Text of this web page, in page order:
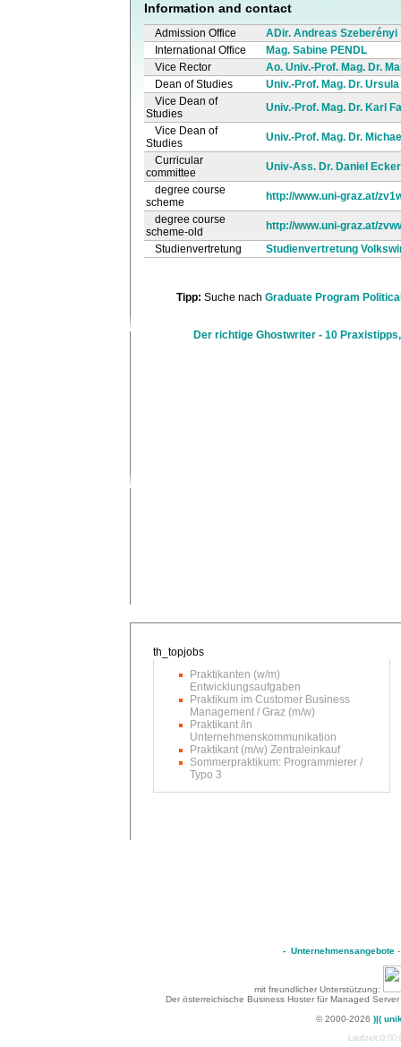
Information and contact
Admission Office
ADir. Andreas Szeberényi
International Office
Mag. Sabine PENDL
Vice Rector
Ao. Univ.-Prof. Mag. Dr.
Dean of Studies
Univ.-Prof. Mag. Dr.
Vice Dean of
Studies
Univ.-Prof. Mag. Dr. Karl
Vice Dean of
Studies
Univ.-Prof. Mag. Dr.
Curricular
committee
Univ-Ass. Dr. Daniel
degree course
scheme
http://www.uni-graz.at/
degree course
scheme-old
http://www.uni-graz.at/
Studienvertretung
Studienvertretung
Tipp: Suche nach Graduate Program
Der richtige Ghostwriter - 10
Praktikanten (w/m)
Entwicklungsaufgaben
Praktikum im Customer Business
Management / Graz (m/w)
Praktikant /in
Unternehmenskommunikation
Praktikant (m/w) Zentraleinkauf
Sommerpraktikum: Programmierer /
Typo 3
- Unternehmensangebote
mit freundlicher Unterstützung:
Der österreichische Business Hoster für Managed
© 2000-2026 )|(